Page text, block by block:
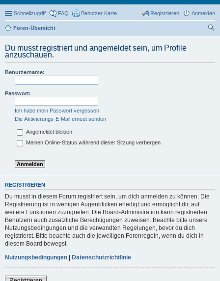
Schnellzugriff FAQ Benutzer Karte Anmelden
Registrieren
Foren-Übersicht
Du musst registriert und angemeldet sein, um Profile
anzuschauen.
Benutzername:
Passwort:
Ich habe mein Passwort vergessen
Die Aktivierungs-E-Mail erneut senden
Angemeldet bleiben
Meinen Online-Status während dieser Sitzung verbergen
REGISTRIEREN
Du musst in diesem Forum registriert sein, um dich anmelden zu können. Die
Registrierung ist in wenigen Augenblicken erledigt und ermöglicht dir, auf
weitere Funktionen zuzugreifen. Die Board-Administration kann registrierten
Benutzern auch zusätzliche Berechtigungen zuweisen. Beachte bitte unsere
Nutzungsbedingungen und die verwandten Regelungen, bevor du dich
registrierst. Bitte beachte auch die jeweiligen Forenregeln, wenn du dich in
diesem Board bewegst.
Nutzungsbedingungen | Datenschutzrichtlinie